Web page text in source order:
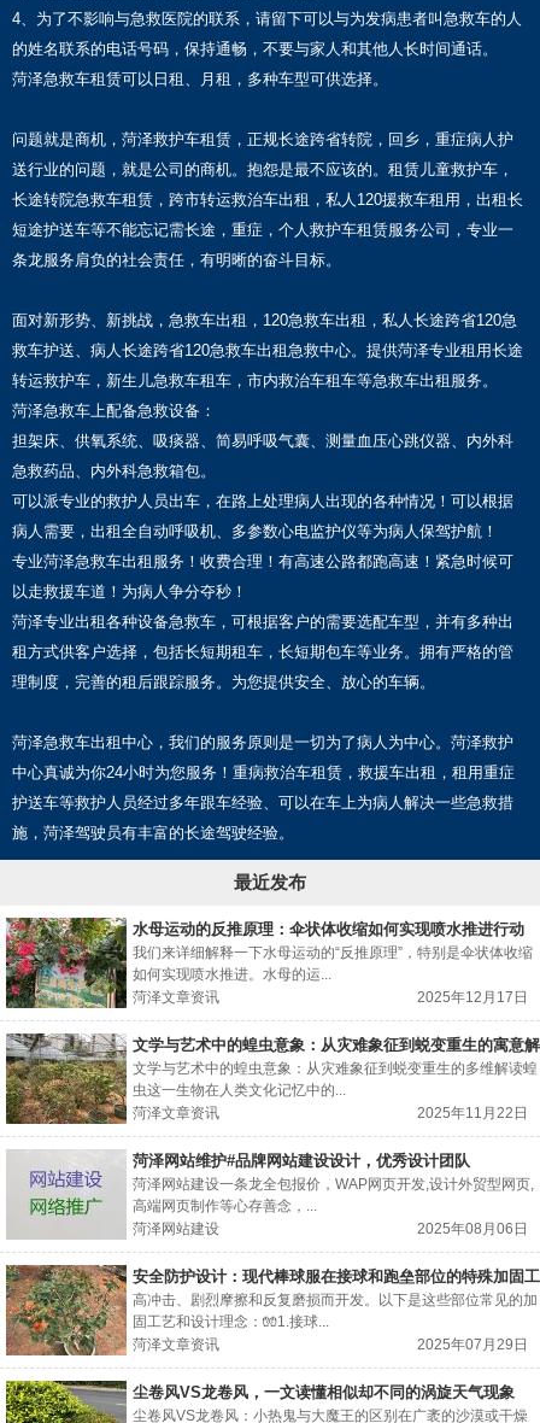
4、为了不影响与急救医院的联系，请留下可以与为发病患者叫急救车的人
的姓名联系的电话号码，保持通畅，不要与家人和其他人长时间通话。
菏泽急救车租赁可以日租、月租，多种车型可供选择。
问题就是商机，菏泽救护车租赁，正规长途跨省转院，回乡，重症病人护
送行业的问题，就是公司的商机。抱怨是最不应该的。租赁儿童救护车，
长途转院急救车租赁，跨市转运救治车出租，私人120援救车租用，出租长
短途护送车等不能忘记需长途，重症，个人救护车租赁服务公司，专业一
条龙服务肩负的社会责任，有明晰的奋斗目标。
面对新形势、新挑战，急救车出租，120急救车出租，私人长途跨省120急
救车护送、病人长途跨省120急救车出租急救中心。提供菏泽专业租用长途
转运救护车，新生儿急救车租车，市内救治车租车等急救车出租服务。
菏泽急救车上配备急救设备：
担架床、供氧系统、吸痰器、简易呼吸气囊、测量血压心跳仪器、内外科
急救药品、内外科急救箱包。
可以派专业的救护人员出车，在路上处理病人出现的各种情况！可以根据
病人需要，出租全自动呼吸机、多参数心电监护仪等为病人保驾护航！
专业菏泽急救车出租服务！收费合理！有高速公路都跑高速！紧急时候可
以走救援车道！为病人争分夺秒！
菏泽专业出租各种设备急救车，可根据客户的需要选配车型，并有多种出
租方式供客户选择，包括长短期租车，长短期包车等业务。拥有严格的管
理制度，完善的租后跟踪服务。为您提供安全、放心的车辆。
菏泽急救车出租中心，我们的服务原则是一切为了病人为中心。菏泽救护
中心真诚为你24小时为您服务！重病救治车租赁，救援车出租，租用重症
护送车等救护人员经过多年跟车经验、可以在车上为病人解决一些急救措
施，菏泽驾驶员有丰富的长途驾驶经验。
最近发布
水母运动的反推原理：伞状体收缩如何实现喷水推进行动
我们来详细解释一下水母运动的“反推原理”，特别是伞状体收缩
如何实现喷水推进。水母的运...
菏泽文章资讯
2025年12月17日
文学与艺术中的蝗虫意象：从灾难象征到蜕变重生的寓意解
读。
文学与艺术中的蝗虫意象：从灾难象征到蜕变重生的多维解读蝗
虫这一生物在人类文化记忆中的...
菏泽文章资讯
2025年11月22日
菏泽网站维护#品牌网站建设设计，优秀设计团队
菏泽网站建设一条龙全包报价，WAP网页开发,设计外贸型网页,
高端网页制作等心存善念，...
菏泽网站建设
2025年08月06日
安全防护设计：现代棒球服在接球和跑垒部位的特殊加固工
艺
高冲击、剧烈摩擦和反复磨损而开发。以下是这些部位常见的加
固工艺和设计理念：🧤1.接球...
菏泽文章资讯
2025年07月29日
尘卷风VS龙卷风，一文读懂相似却不同的涡旋天气现象
尘卷风VS龙卷风：小热鬼与大魔王的区别在广袤的沙漠或干燥